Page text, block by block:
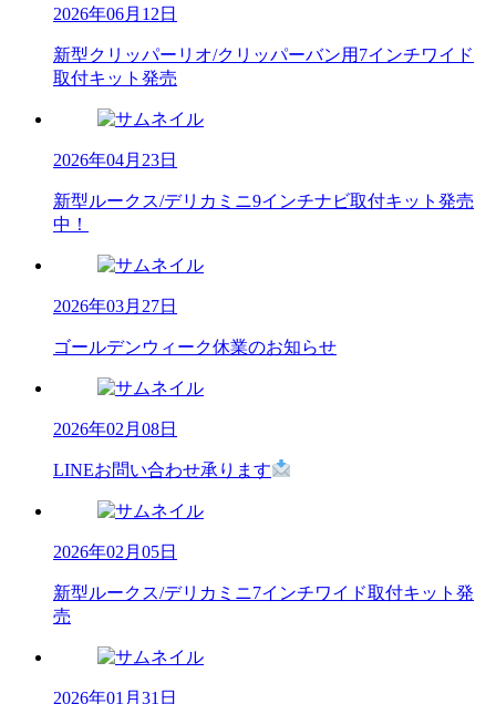
2026年06月12日
新型クリッパーリオ/クリッパーバン用7インチワイド
取付キット発売
2026年04月23日
新型ルークス/デリカミニ9インチナビ取付キット発売
中！
2026年03月27日
ゴールデンウィーク休業のお知らせ
2026年02月08日
LINEお問い合わせ承ります
2026年02月05日
新型ルークス/デリカミニ7インチワイド取付キット発
売
2026年01月31日